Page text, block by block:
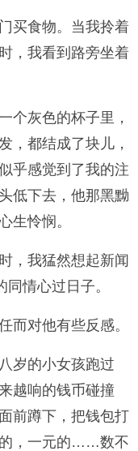
买食物。当我拎着
，我看到路旁坐着
个灰色的杯子里，
，都结成了块儿，
乎感觉到了我的注
低下去，他那黑黝
生怜悯。
，我猛然想起新闻
情心过日子。
而对他有些反感。
岁的小女孩跑过
越响的钱币碰撞
前蹲下，把钱包打
的，一元的……数不